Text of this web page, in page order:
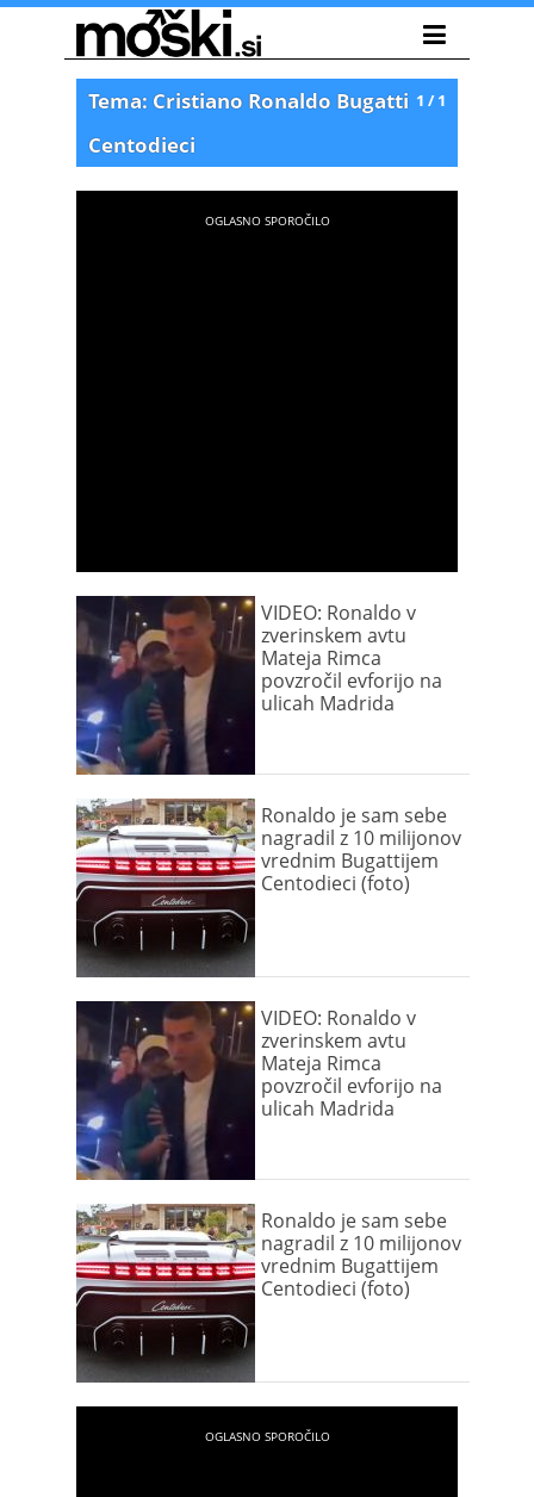
1 / 1
Tema: Cristiano Ronaldo Bugatti
Centodieci
VIDEO: Ronaldo v
zverinskem avtu
Mateja Rimca
povzročil evforijo na
ulicah Madrida
Ronaldo je sam sebe
nagradil z 10 milijonov
vrednim Bugattijem
Centodieci (foto)
VIDEO: Ronaldo v
zverinskem avtu
Mateja Rimca
povzročil evforijo na
ulicah Madrida
Ronaldo je sam sebe
nagradil z 10 milijonov
vrednim Bugattijem
Centodieci (foto)